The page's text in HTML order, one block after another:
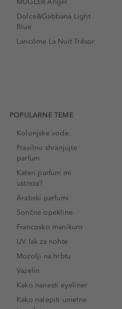
MUGLER Angel
Dolce&Gabbana Light
Blue
Lancôme La Nuit Trésor
POPULARNE TEME
Kolonjske vode
Pravilno shranjujte
parfum
Kateri parfum mi
ustreza?
Arabski parfumi
Sončne opekline
Francosko manikuro
UV lak za nohte
Mozolji na hrbtu
Vazelin
Kako nanesti eyeliner
Kako nalepiti umetne